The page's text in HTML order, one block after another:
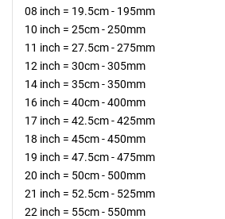
08 inch = 19.5cm - 195mm
10 inch = 25cm - 250mm
11 inch = 27.5cm - 275mm
12 inch = 30cm - 305mm
14 inch = 35cm - 350mm
16 inch = 40cm - 400mm
17 inch = 42.5cm - 425mm
18 inch = 45cm - 450mm
19 inch = 47.5cm - 475mm
20 inch = 50cm - 500mm
21 inch = 52.5cm - 525mm
22 inch = 55cm - 550mm